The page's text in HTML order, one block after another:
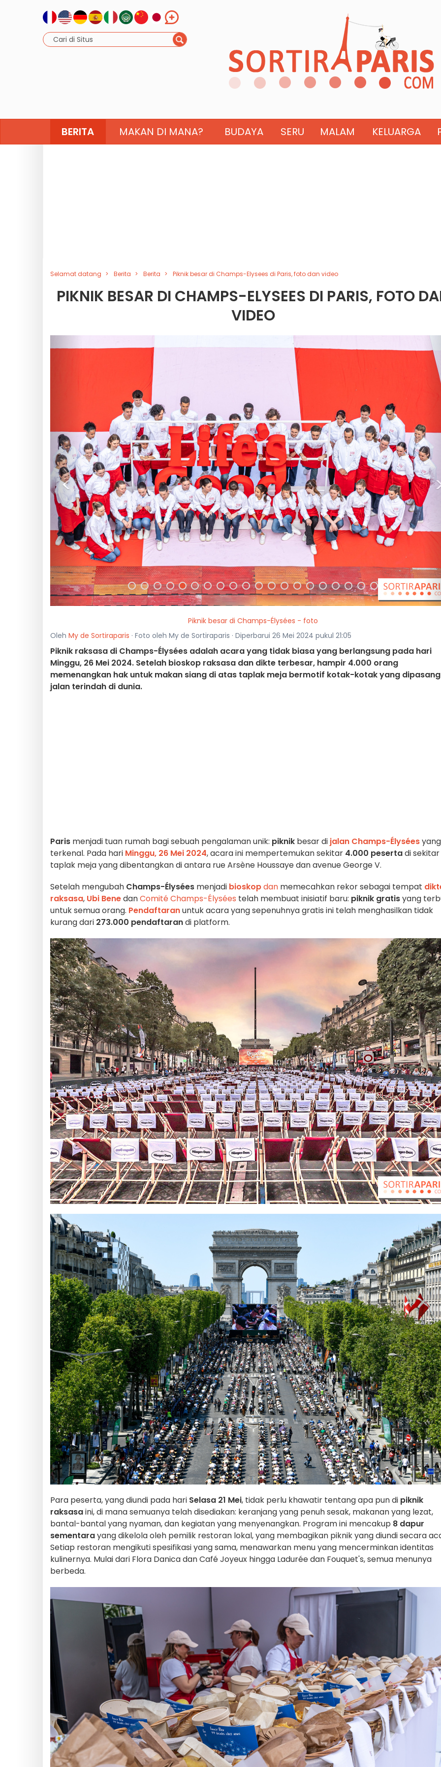
BERITA MAKAN DI MANA? BUDAYA SERU MALAM KELUARGA
Selamat datang Berita Berita Piknik besar di Champs-Elysees di Paris, foto dan video
PIKNIK BESAR DI CHAMPS-ELYSEES DI PARIS, FOTO
VIDEO
<
Piknik besar di Champs-Élysées - foto
Oleh My de Sortiraparis · Foto oleh My de Sortiraparis · Diperbarui 26 Mei 2024 pukul 21:05
Piknik raksasa di Champs-Élysées adalah acara yang tidak biasa yang berlangsung pada hari
Minggu, 26 Mei 2024. Setelah bioskop raksasa dan dikte terbesar, hampir 4.000 orang
memenangkan hak untuk makan siang di atas taplak meja bermotif kotak-kotak yang
jalan terindah di dunia.
Paris menjadi tuan rumah bagi sebuah pengalaman unik: piknik besar di jalan Champs-Élyséesyang
terkenal. Pada hari Minggu, 26 Mei 2024, acara ini mempertemukan sekitar 4.000 pesertadi sekitar
taplak meja yang dibentangkan di antara rue Arsène Houssaye dan avenue George V.
Setelah mengubah Champs-Élysées menjadi bioskopdan memecahkan rekor sebagai tempat
raksasa, Ubi BenedanComité Champs-Élysées telah membuat inisiatif baru: piknik gratisyang
untuk semua orang. Pendaftaranuntuk acara yang sepenuhnya gratis ini telah menghasilkan tidak
kurang dari 273.000 pendaftarandi platform.
Para peserta, yang diundi pada hari Selasa 21 Mei, tidak perlu khawatir tentang apa pun di piknik
raksasaini, di mana semuanya telah disediakan: keranjang yang penuh sesak, makanan yang lezat,
bantal-bantal yang nyaman, dan kegiatan yang menyenangkan. Program ini mencakup 8 dapur
sementarayang dikelola oleh pemilik restoran lokal, yang membagikan piknik yang diundi secara
Setiap restoran mengikuti spesifikasi yang sama, menawarkan menu yang mencerminkan identitas
kulinernya. Mulai dari Flora Danica dan Café Joyeux hingga Ladurée dan Fouquet's, semua menunya
berbeda.